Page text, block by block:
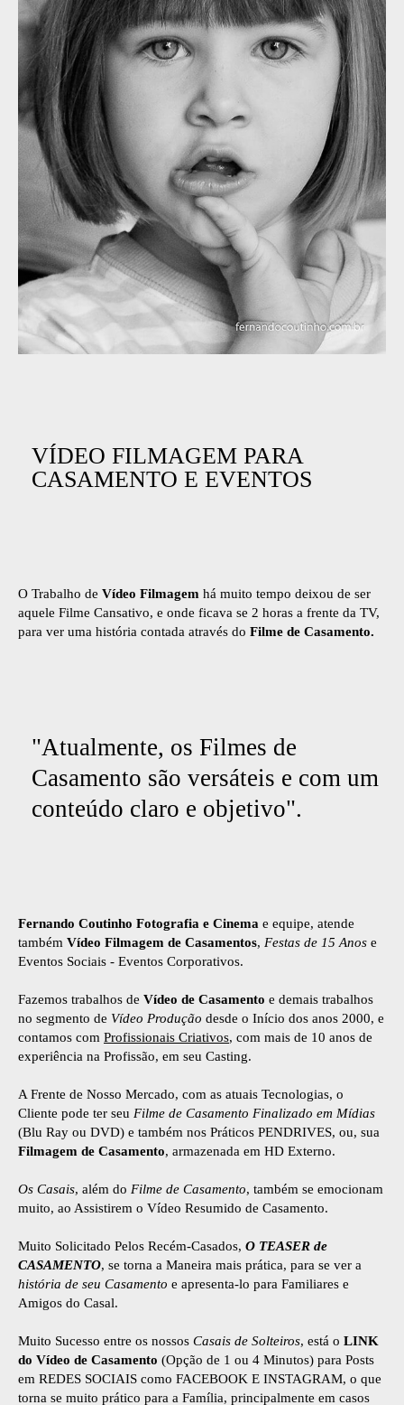
VÍDEO FILMAGEM PARA
CASAMENTO E EVENTOS
O Trabalho de Vídeo Filmagem há muito tempo deixou de ser
aquele Filme Cansativo, e onde ficava se 2 horas a frente da TV,
para ver uma história contada através do Filme de Casamento.
"Atualmente, os Filmes de
Casamento são versáteis e com um
conteúdo claro e objetivo".
Fernando Coutinho Fotografia e Cinema e equipe, atende
também Vídeo Filmagem de Casamentos, Festas de 15 Anos e
Eventos Sociais - Eventos Corporativos.
Fazemos trabalhos de Vídeo de Casamento e demais trabalhos
no segmento de Vídeo Produção desde o Início dos anos 2000, e
contamos com Profissionais Criativos, com mais de 10 anos de
experiência na Profissão, em seu Casting.
A Frente de Nosso Mercado, com as atuais Tecnologias, o
Cliente pode ter seu Filme de Casamento Finalizado em Mídias
(Blu Ray ou DVD) e também nos Práticos PENDRIVES, ou, sua
Filmagem de Casamento, armazenada em HD Externo.
Os Casais, além do Filme de Casamento, também se emocionam
muito, ao Assistirem o Vídeo Resumido de Casamento.
Muito Solicitado Pelos Recém-Casados, O TEASER de
CASAMENTO, se torna a Maneira mais prática, para se ver a
história de seu Casamento e apresenta-lo para Familiares e
Amigos do Casal.
Muito Sucesso entre os nossos Casais de Solteiros, está o LINK
do Vídeo de Casamento (Opção de 1 ou 4 Minutos) para Posts
em REDES SOCIAIS como FACEBOOK E INSTAGRAM, o que
torna se muito prático para a Família, principalmente em casos